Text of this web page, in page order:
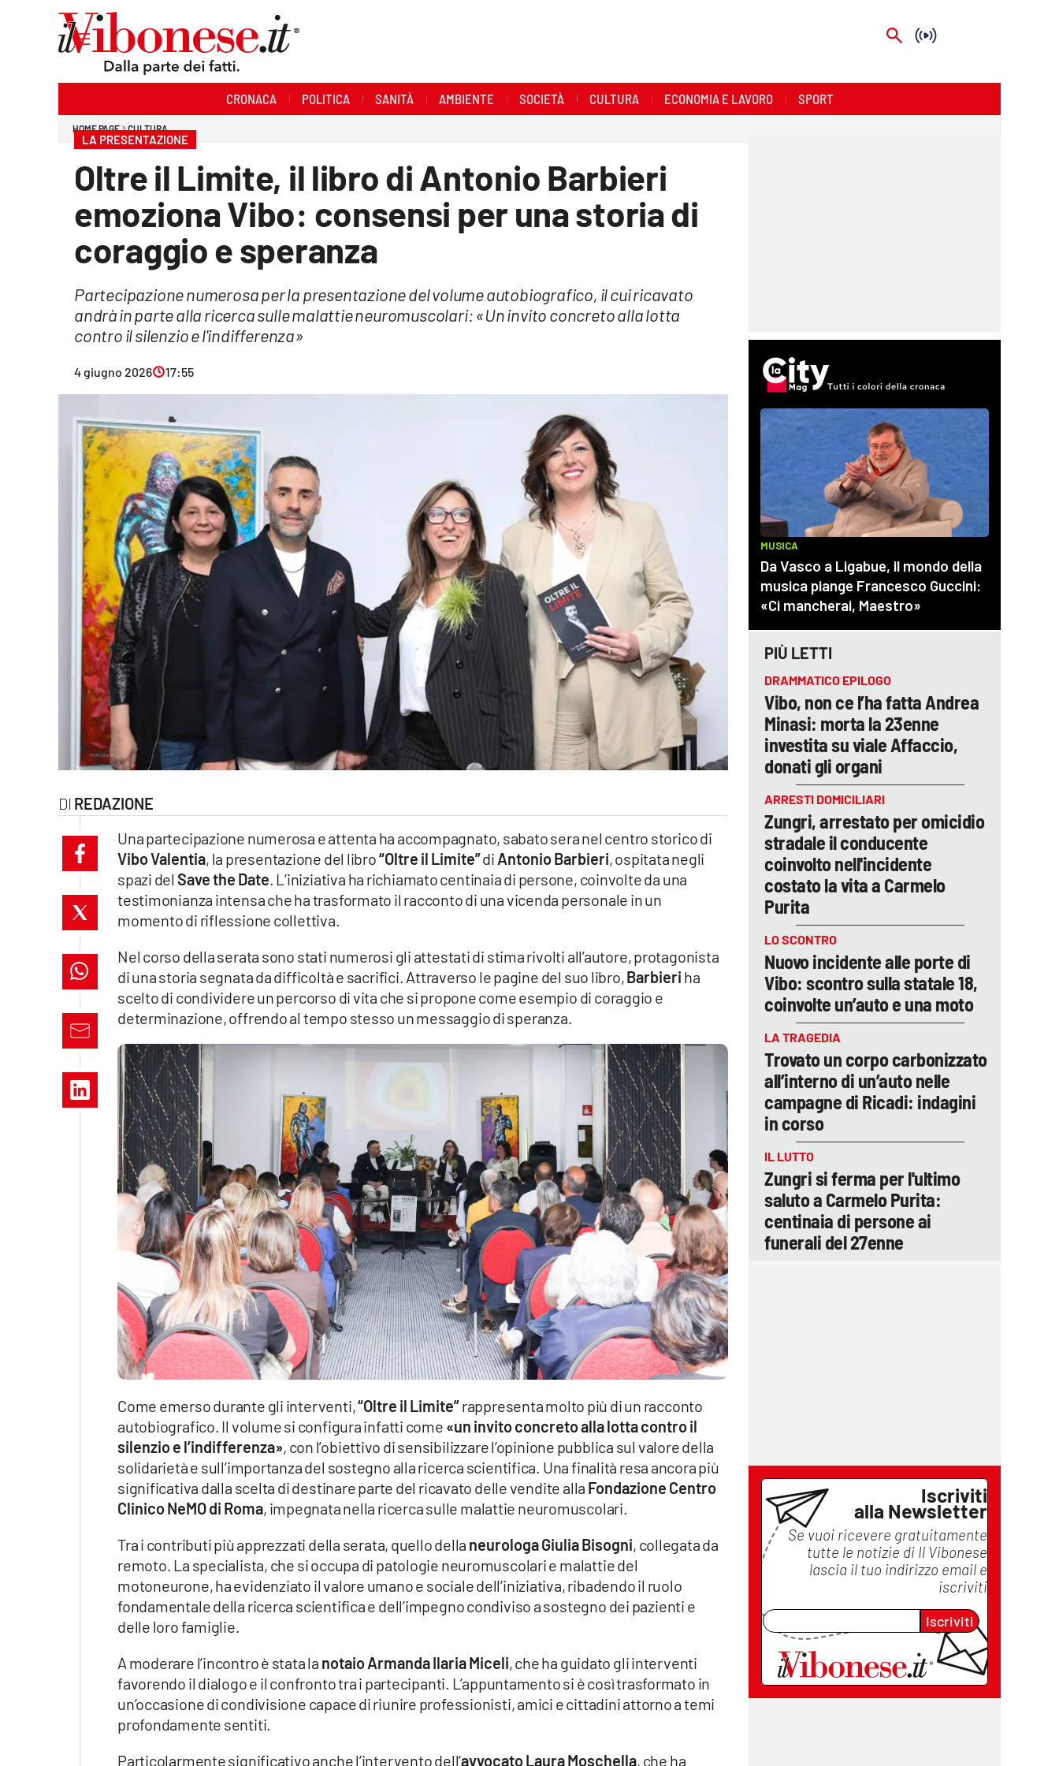
cosenzachannel.it
catanzarochannel.it
lacapitalenews.it
Vai
CRONACA POLITICA SANITÀ AMBIENTE SOCIETÀ CULTURA ECONOMIA E LAVORO SPORT
HOME PAGE CULTURA
LA PRESENTAZIONE
Oltre il Limite, il libro di Antonio Barbieri
emoziona Vibo: consensi per una storia di
coraggio e speranza
Partecipazione numerosa per la presentazione del volume autobiografico, il cui ricavato
andrà in parte alla ricerca sulle malattie neuromuscolari: «Un invito concreto alla lotta
contro il silenzio e l'indifferenza»
4 giugno 2026 17:55
REDAZIONE
Una partecipazione numerosa e attenta ha accompagnato, sabato sera nel centro storico di
Vibo Valentia, la presentazione del libro“Oltre il Limite”di Antonio Barbieri, ospitata negli
spazi del Save the Date. L’iniziativa ha richiamato centinaia di persone, coinvolte da una
testimonianza intensa che ha trasformato il racconto di una vicenda personale in un
momento di riflessione collettiva.
Nel corso della serata sono stati numerosi gli attestati di stima rivolti all’autore, protagonista
di una storia segnata da difficoltà e sacrifici. Attraverso le pagine del suo libro,Barbieri ha
scelto di condividere un percorso di vita che si propone come esempio di coraggio e
determinazione, offrendo al tempo stesso un messaggio di speranza.
Come emerso durante gli interventi,“Oltre il Limite”rappresenta molto più di un racconto
autobiografico. Il volume si configura infatti come «un invito concreto alla lotta contro il
silenzio e l’indifferenza», con l’obiettivo di sensibilizzare l’opinione pubblica sul valore della
solidarietà e sull’importanza del sostegno alla ricerca scientifica. Una finalità resa ancora più
significativa dalla scelta di destinare parte del ricavato delle vendite alla Fondazione Centro
Clinico NeMO di Roma, impegnata nella ricerca sulle malattie neuromuscolari.
Tra i contributi più apprezzati della serata, quello della neurologa Giulia Bisogni, collegata da
remoto. La specialista, che si occupa di patologie neuromuscolari e malattie del
motoneurone, ha evidenziato il valore umano e sociale dell’iniziativa, ribadendo il ruolo
fondamentale della ricerca scientifica e dell’impegno condiviso a sostegno dei pazienti e
delle loro famiglie.
A moderare l’incontro è stata la notaio Armanda Ilaria Miceli, che ha guidato gli interventi
favorendo il dialogo e il confronto tra i partecipanti. L’appuntamento si è così trasformato in
un’occasione di condivisione capace di riunire professionisti, amici e cittadini attorno a temi
profondamente sentiti.
Particolarmente significativo anche l’intervento dell’avvocato Laura Moschella, che ha
PIÙ LETTI
DRAMMATICO EPILOGO
Vibo, non ce l’ha fatta Andrea
Minasi: morta la 23enne
investita su viale Affaccio,
donati gli organi
ARRESTI DOMICILIARI
Zungri, arrestato per omicidio
stradale il conducente
coinvolto nell'incidente
costato la vita a Carmelo
Purita
LO SCONTRO
Nuovo incidente alle porte di
Vibo: scontro sulla statale 18,
coinvolte un’auto e una moto
LA TRAGEDIA
Trovato un corpo carbonizzato
all’interno di un’auto nelle
campagne di Ricadi: indagini
in corso
IL LUTTO
Zungri si ferma per l'ultimo
saluto a Carmelo Purita:
centinaia di persone ai
funerali del 27enne
Iscriviti
alla Newsletter
Se vuoi ricevere gratuitamente
tutte le notizie di Il Vibonese
lascia il tuo indirizzo email e
iscriviti
Iscriviti